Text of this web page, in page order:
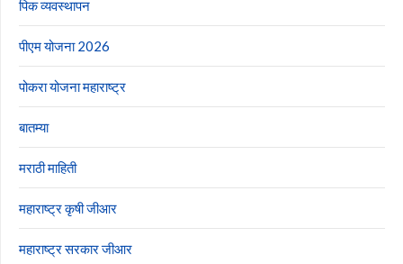
पिक व्यवस्थापन
पीएम योजना 2026
पोकरा योजना महाराष्ट्र
बातम्या
मराठी माहिती
महाराष्ट्र कृषी जीआर
महाराष्ट्र सरकार जीआर